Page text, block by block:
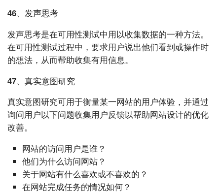
46、发声思考
发声思考是在可用性测试中用以收集数据的一种方法。
在可用性测试过程中，要求用户说出他们看到或操作时
的想法，从而帮助收集有用信息。
47、真实意图研究
真实意图研究可用于衡量某一网站的用户体验，并通过
询问用户以下问题收集用户反馈以帮助网站设计的优化
改善。
网站的访问用户是谁？
他们为什么访问网站？
关于网站有什么喜欢或不喜欢的？
在网站完成任务的情况如何？